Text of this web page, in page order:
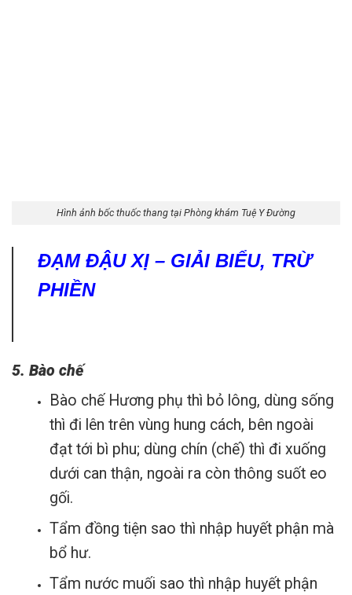
Hình ảnh bốc thuốc thang tại Phòng khám Tuệ Y Đường
ĐẠM ĐẬU XỊ – GIẢI BIỂU, TRỪ
PHIỀN
5. Bào chế
Bào chế Hương phụ thì bỏ lông, dùng sống
thì đi lên trên vùng hung cách, bên ngoài
đạt tới bì phu; dùng chín (chế) thì đi xuống
dưới can thận, ngoài ra còn thông suốt eo
gối.
Tẩm đồng tiện sao thì nhập huyết phận mà
bổ hư.
Tẩm nước muối sao thì nhập huyết phận